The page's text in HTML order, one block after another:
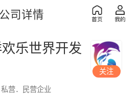
公司详情
乐世界开发
私营．民营企业
关注